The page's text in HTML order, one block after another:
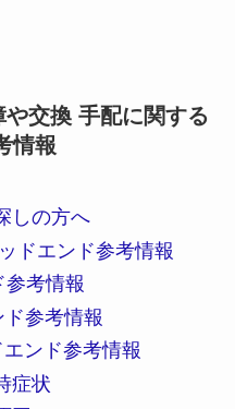
交換 手配に関する
情報
しの方へ
ドエンド参考情報
参考情報
参考情報
ンド参考情報
症状